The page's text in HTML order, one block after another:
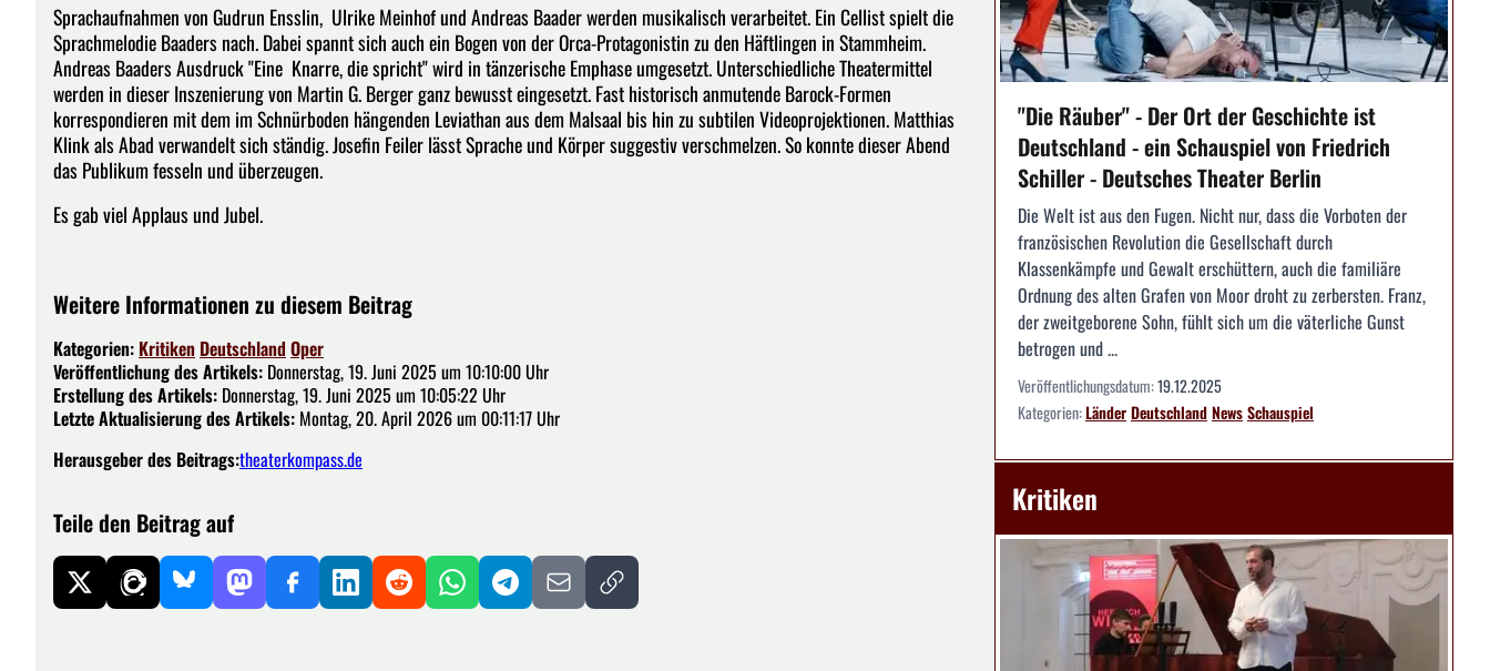
Sprachaufnahmen von Gudrun Ensslin, Ulrike Meinhof und Andreas Baader werden musikalisch verarbeitet. Ein Cellist spielt die
Sprachmelodie Baaders nach. Dabei spannt sich auch ein Bogen von der Orca-Protagonistin zu den Häftlingen in Stammheim.
Andreas Baaders Ausdruck "Eine Knarre, die spricht" wird in tänzerische Emphase umgesetzt. Unterschiedliche Theatermittel
werden in dieser Inszenierung von Martin G. Berger ganz bewusst eingesetzt. Fast historisch anmutende Barock-Formen
korrespondieren mit dem im Schnürboden hängenden Leviathan aus dem Malsaal bis hin zu subtilen Videoprojektionen. Matthias
Klink als Abad verwandelt sich ständig. Josefin Feiler lässt Sprache und Körper suggestiv verschmelzen. So konnte dieser Abend
das Publikum fesseln und überzeugen.
Es gab viel Applaus und Jubel.
Weitere Informationen zu diesem Beitrag
Kategorien: Kritiken Deutschland Oper
Veröffentlichung des Artikels: Donnerstag, 19. Juni 2025 um 10:10:00 Uhr
Erstellung des Artikels: Donnerstag, 19. Juni 2025 um 10:05:22 Uhr
Letzte Aktualisierung des Artikels: Montag, 20. April 2026 um 00:11:17 Uhr
Herausgeber des Beitrags:theaterkompass.de
Teile den Beitrag auf
"Die Räuber" - Der Ort der Geschichte ist
Deutschland - ein Schauspiel von Friedrich
Schiller - Deutsches Theater Berlin
Die Welt ist aus den Fugen. Nicht nur, dass die Vorboten der
französischen Revolution die Gesellschaft durch
Klassenkämpfe und Gewalt erschüttern, auch die familiäre
Ordnung des alten Grafen von Moor droht zu zerbersten. Franz,
der zweitgeborene Sohn, fühlt sich um die väterliche Gunst
betrogen und ...
Veröffentlichungsdatum:19.12.2025
Kategorien:LänderDeutschlandNewsSchauspiel
Kritiken